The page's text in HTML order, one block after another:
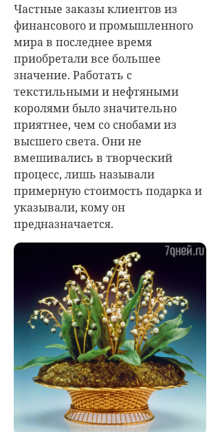
Частные заказы клиентов из
финансового и промышленного
мира в последнее время
приобретали все большее
значение. Работать с
текстильными и нефтяными
королями было значительно
приятнее, чем со снобами из
высшего света. Они не
вмешивались в творческий
процесс, лишь называли
примерную стоимость подарка и
указывали, кому он
предназначается.